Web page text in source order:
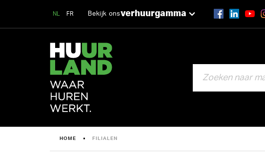
NL FR Bekijk onsverhuurgamma
HOME FILIALEN